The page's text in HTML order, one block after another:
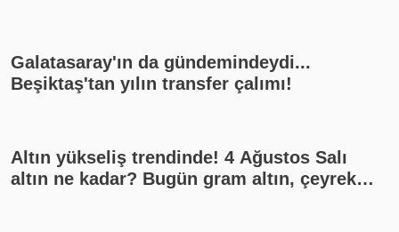
11'i)
Galatasaray'ın da gündemindeydi...
Beşiktaş'tan yılın transfer çalımı!
Altın yükseliş trendinde! 4 Ağustos Salı
altın ne kadar? Bugün gram altın, çeyrek